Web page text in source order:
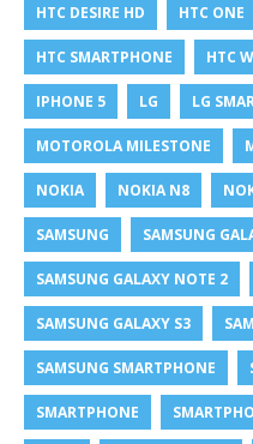
HTC DESIRE HD HTC ONE
HTC SMARTPHONE HTC
IPHONE 5 LG LG
MOTOROLA MILESTONE
NOKIA NOKIA N8
SAMSUNG SAMSUNG
SAMSUNG GALAXY NOTE 2
SAMSUNG GALAXY S3
SAMSUNG SMARTPHONE
SMARTPHONE